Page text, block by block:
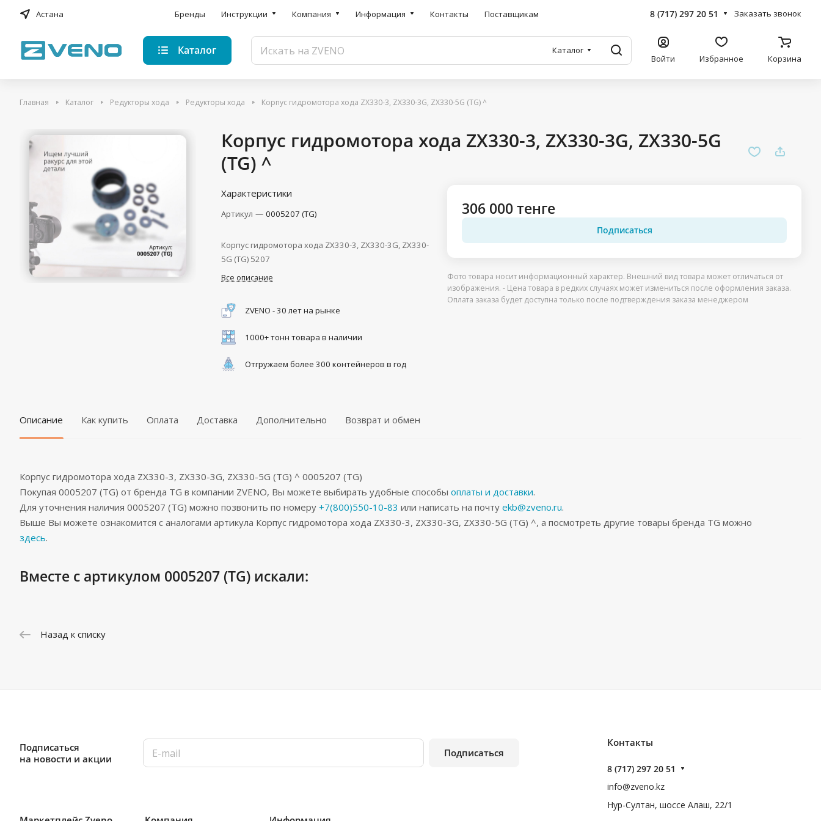
Астана Бренды Инструкции Компания Информация Контакты Поставщикам 8 (717) 297 20 51 Заказать звонок
Каталог Каталог
Войти Избранное Корзина
Главная Каталог Редукторы хода Редукторы хода Корпус гидромотора хода ZX330-3, ZX330-3G, ZX330-5G (TG) ^
Корпус гидромотора хода ZX330-3, ZX330-3G, ZX330-5G
(TG) ^
Характеристики
Артикул — 0005207 (TG)
Корпус гидромотора хода ZX330-3, ZX330-3G, ZX330-
5G (TG) 5207
Все описание
ZVENO - 30 лет на рынке
1000+ тонн товара в наличии
Отгружаем более 300 контейнеров в год
306 000 тенге
Подписаться
Фото товара носит информационный характер. Внешний вид товара может отличаться от
изображения. - Цена товара в редких случаях может измениться после оформления заказа.
Оплата заказа будет доступна только после подтверждения заказа менеджером
Описание Как купить Оплата Доставка Дополнительно Возврат и обмен
Корпус гидромотора хода ZX330-3, ZX330-3G, ZX330-5G (TG) ^ 0005207 (TG)
Покупая 0005207 (TG) от бренда TG в компании ZVENO, Вы можете выбирать удобные способы оплаты и доставки.
Для уточнения наличия 0005207 (TG) можно позвонить по номеру +7(800)550-10-83 или написать на почту ekb@zveno.ru.
Выше Вы можете ознакомится с аналогами артикула Корпус гидромотора хода ZX330-3, ZX330-3G, ZX330-5G (TG) ^, а посмотреть другие товары бренда TG можно
здесь.
Вместе с артикулом 0005207 (TG) искали:
Назад к списку
Подписаться
на новости и акции
Подписаться
Контакты
8 (717) 297 20 51
info@zveno.kz
Нур-Султан, шоссе Алаш, 22/1